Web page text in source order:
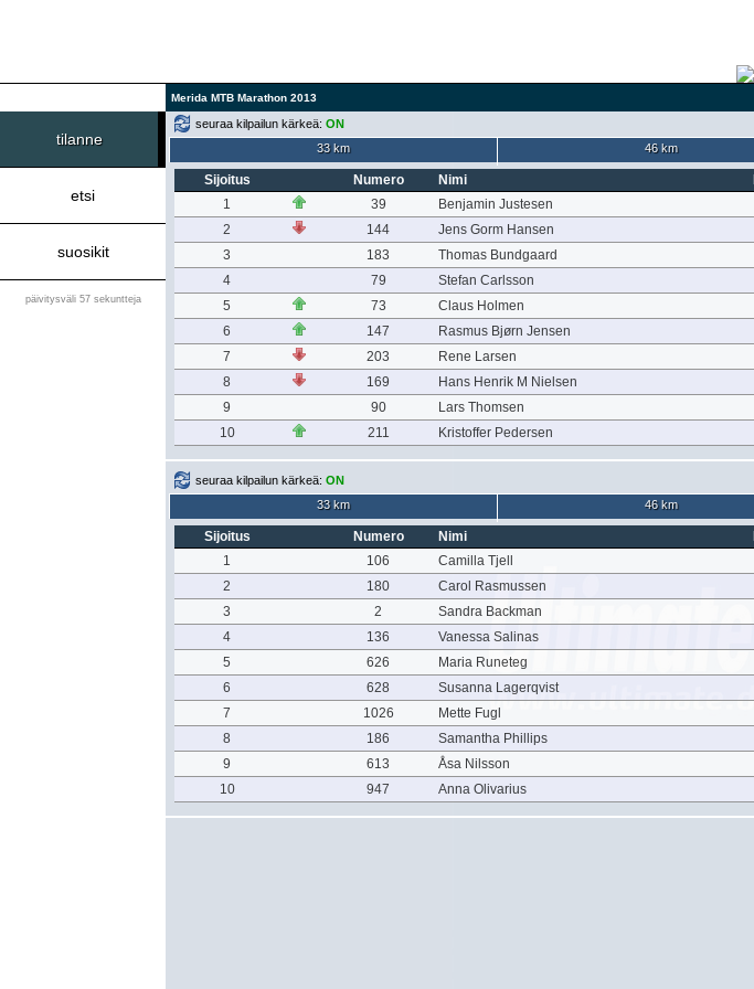
Merida MTB Marathon 2013
tilanne
etsi
suosikit
päivitysväli 57 sekuntteja
seuraa kilpailun kärkeä: ON
33 km
46 km
Sijoitus Numero Nimi
1
39 Benjamin Justesen
2
144 Jens Gorm Hansen
3
183 Thomas Bundgaard
4
79 Stefan Carlsson
5
73 Claus Holmen
6
147 Rasmus Bjørn Jensen
7
203 Rene Larsen
8
169 Hans Henrik M Nielsen
9
90 Lars Thomsen
10
211 Kristoffer Pedersen
seuraa kilpailun kärkeä: ON
33 km
46 km
Sijoitus Numero Nimi
1
106 Camilla Tjell
2
180 Carol Rasmussen
3
2 Sandra Backman
4
136 Vanessa Salinas
5
626 Maria Runeteg
6
628 Susanna Lagerqvist
7
1026 Mette Fugl
8
186 Samantha Phillips
9
613 Åsa Nilsson
10
947 Anna Olivarius